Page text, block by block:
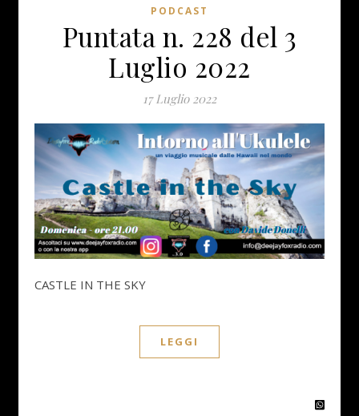
PODCAST
Puntata n. 228 del 3
Luglio 2022
17 Luglio 2022
CASTLE IN THE SKY
LEGGI